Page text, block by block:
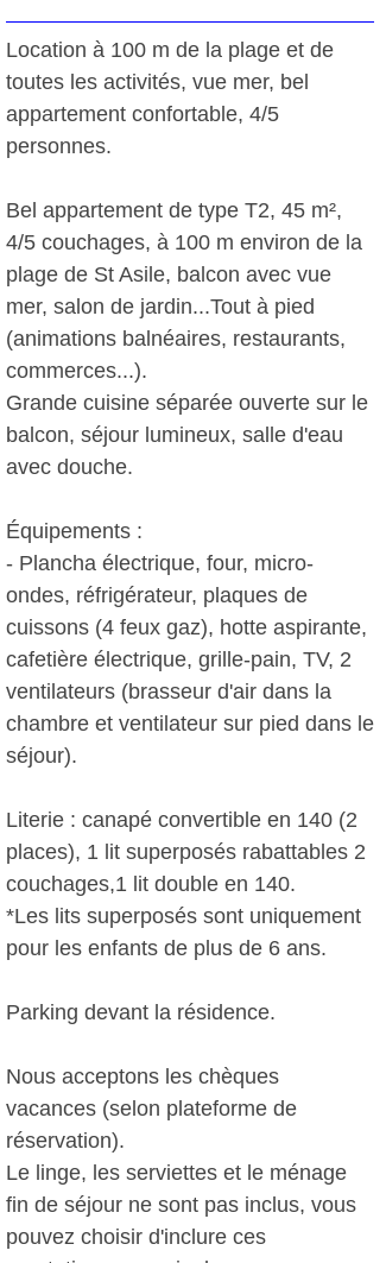
Location à 100 m de la plage et de
toutes les activités, vue mer, bel
appartement confortable, 4/5
personnes.
Bel appartement de type T2, 45 m²,
4/5 couchages, à 100 m environ de la
plage de St Asile, balcon avec vue
mer, salon de jardin...Tout à pied
(animations balnéaires, restaurants,
commerces...).
Grande cuisine séparée ouverte sur le
balcon, séjour lumineux, salle d'eau
avec douche.
Équipements :
- Plancha électrique, four, micro-
ondes, réfrigérateur, plaques de
cuissons (4 feux gaz), hotte aspirante,
cafetière électrique, grille-pain, TV, 2
ventilateurs (brasseur d'air dans la
chambre et ventilateur sur pied dans le
séjour).
Literie : canapé convertible en 140 (2
places), 1 lit superposés rabattables 2
couchages,1 lit double en 140.
*Les lits superposés sont uniquement
pour les enfants de plus de 6 ans.
Parking devant la résidence.
Nous acceptons les chèques
vacances (selon plateforme de
réservation).
Le linge, les serviettes et le ménage
fin de séjour ne sont pas inclus, vous
pouvez choisir d'inclure ces